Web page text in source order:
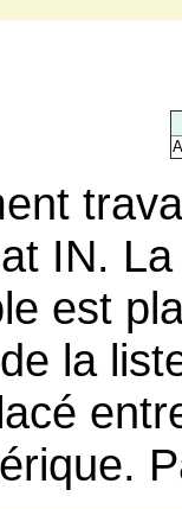
IN.
est
la